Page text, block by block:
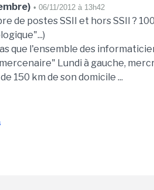
• 06/11/2012 à 13h42
de postes SSII et hors SSII ?
que l'ensemble des
Lundi à gauche,
150 km de son domicile ...